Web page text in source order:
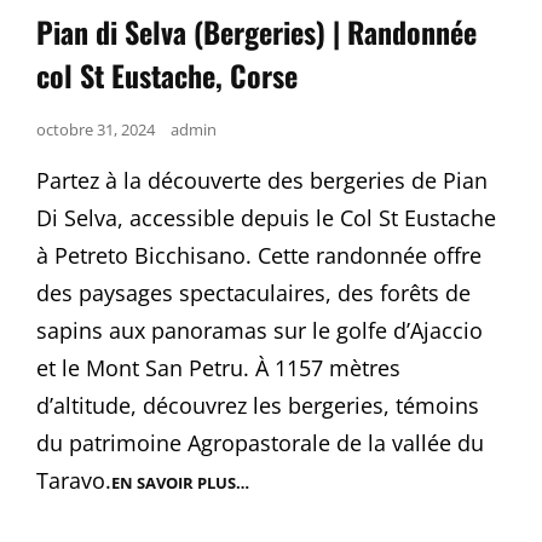
Links
Pian di Selva (Bergeries) | Randonnée
col St Eustache, Corse
Posted
octobre 31, 2024 admin
Partez à la découverte des bergeries de Pian
Di Selva, accessible depuis le Col St Eustache
à Petreto Bicchisano. Cette randonnée offre
des paysages spectaculaires, des forêts de
sapins aux panoramas sur le golfe d’Ajaccio
et le Mont San Petru. À 1157 mètres
d’altitude, découvrez les bergeries, témoins
du patrimoine Agropastorale de la vallée du
Taravo.EN SAVOIR PLUS…